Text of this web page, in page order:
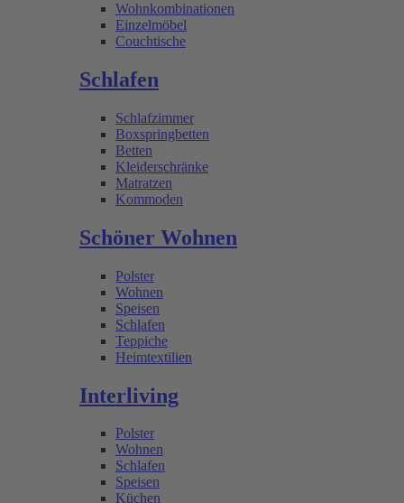
Wohnkombinationen
Einzelmöbel
Couchtische
Schlafen
Schlafzimmer
Boxspringbetten
Betten
Kleiderschränke
Matratzen
Kommoden
Schöner Wohnen
Polster
Wohnen
Speisen
Schlafen
Teppiche
Heimtextilien
Interliving
Polster
Wohnen
Schlafen
Speisen
Küchen